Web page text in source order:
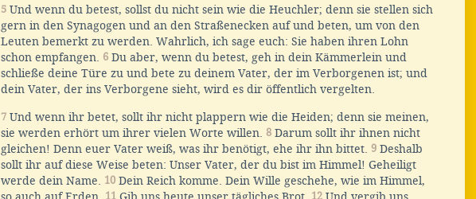
5 Und wenn du betest, sollst du nicht sein wie die Heuchler; denn sie stellen sich
gern in den Synagogen und an den Straßenecken auf und beten, um von den
Leuten bemerkt zu werden. Wahrlich, ich sage euch: Sie haben ihren Lohn
schon empfangen. 6 Du aber, wenn du betest, geh in dein Kämmerlein und
schließe deine Türe zu und bete zu deinem Vater, der im Verborgenen ist; und
dein Vater, der ins Verborgene sieht, wird es dir öffentlich vergelten.
7 Und wenn ihr betet, sollt ihr nicht plappern wie die Heiden; denn sie meinen,
sie werden erhört um ihrer vielen Worte willen. 8 Darum sollt ihr ihnen nicht
gleichen! Denn euer Vater weiß, was ihr benötigt, ehe ihr ihn bittet. 9 Deshalb
sollt ihr auf diese Weise beten: Unser Vater, der du bist im Himmel! Geheiligt
werde dein Name. 10 Dein Reich komme. Dein Wille geschehe, wie im Himmel,
11 12